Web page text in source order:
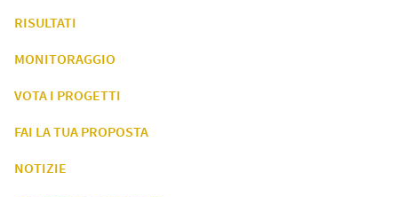
RISULTATI
MONITORAGGIO
VOTA I PROGETTI
FAI LA TUA PROPOSTA
NOTIZIE